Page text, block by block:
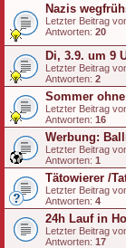
Nazis
Letzter Beitrag
Antworten: 20
Di, 3.9. um 9
Letzter Beitrag
Antworten: 2
Sommer
Letzter Beitrag
Antworten: 16
Werbung:
Letzter Beitrag
Antworten: 1
Tätowierer /
Letzter Beitrag
Antworten: 4
24h Lauf in
Letzter Beitrag
Antworten: 17